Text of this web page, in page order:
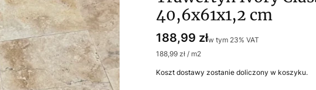
40,6x61x1,2 cm
Cena
188,99 złw tym 23% VAT
w tym 23% VAT
188,99 zł / m2
Koszt dostawy zostanie doliczony w koszyku.